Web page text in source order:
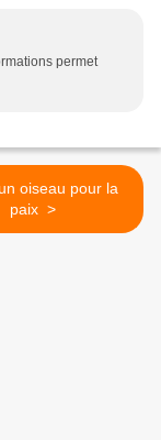
permet
oiseau pour la
paix >